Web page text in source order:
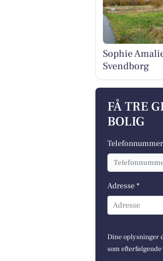
Sophie
Svendborg
FÅ TRE
BOLIG
Adresse *
Adresse
Dine oplysninger
som